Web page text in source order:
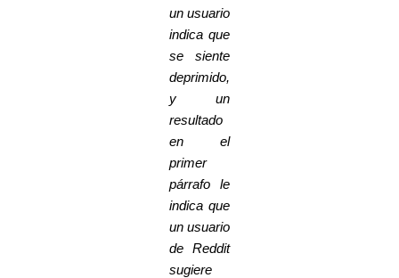
un usuario
indica que
se siente
deprimido,
y un
resultado
en el
primer
párrafo le
indica que
un usuario
de Reddit
sugiere